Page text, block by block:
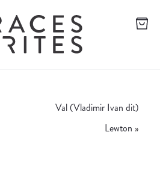
Val (Vladimir Ivan dit)
Lewton »